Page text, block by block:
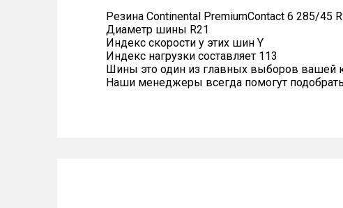
Резина Continental PremiumContact 6 285/45
Диаметр шины R21
Индекс скорости у этих шин Y
Индекс нагрузки составляет 113
Шины это один из главных выборов вашей
Наши менеджеры всегда помогут